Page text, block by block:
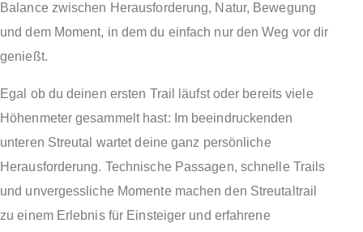
Balance zwischen Herausforderung, Natur, Bewegung
und dem Moment, in dem du einfach nur den Weg vor dir
genießt.
Egal ob du deinen ersten Trail läufst oder bereits viele
Höhenmeter gesammelt hast: Im beeindruckenden
unteren Streutal wartet deine ganz persönliche
Herausforderung. Technische Passagen, schnelle Trails
und unvergessliche Momente machen den Streutaltrail
zu einem Erlebnis für Einsteiger und erfahrene